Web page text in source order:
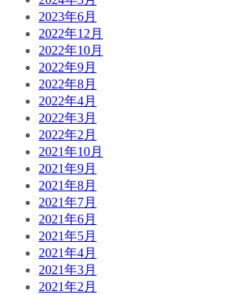
2023年6月
2022年12月
2022年10月
2022年9月
2022年8月
2022年4月
2022年3月
2022年2月
2021年10月
2021年9月
2021年8月
2021年7月
2021年6月
2021年5月
2021年4月
2021年3月
2021年2月